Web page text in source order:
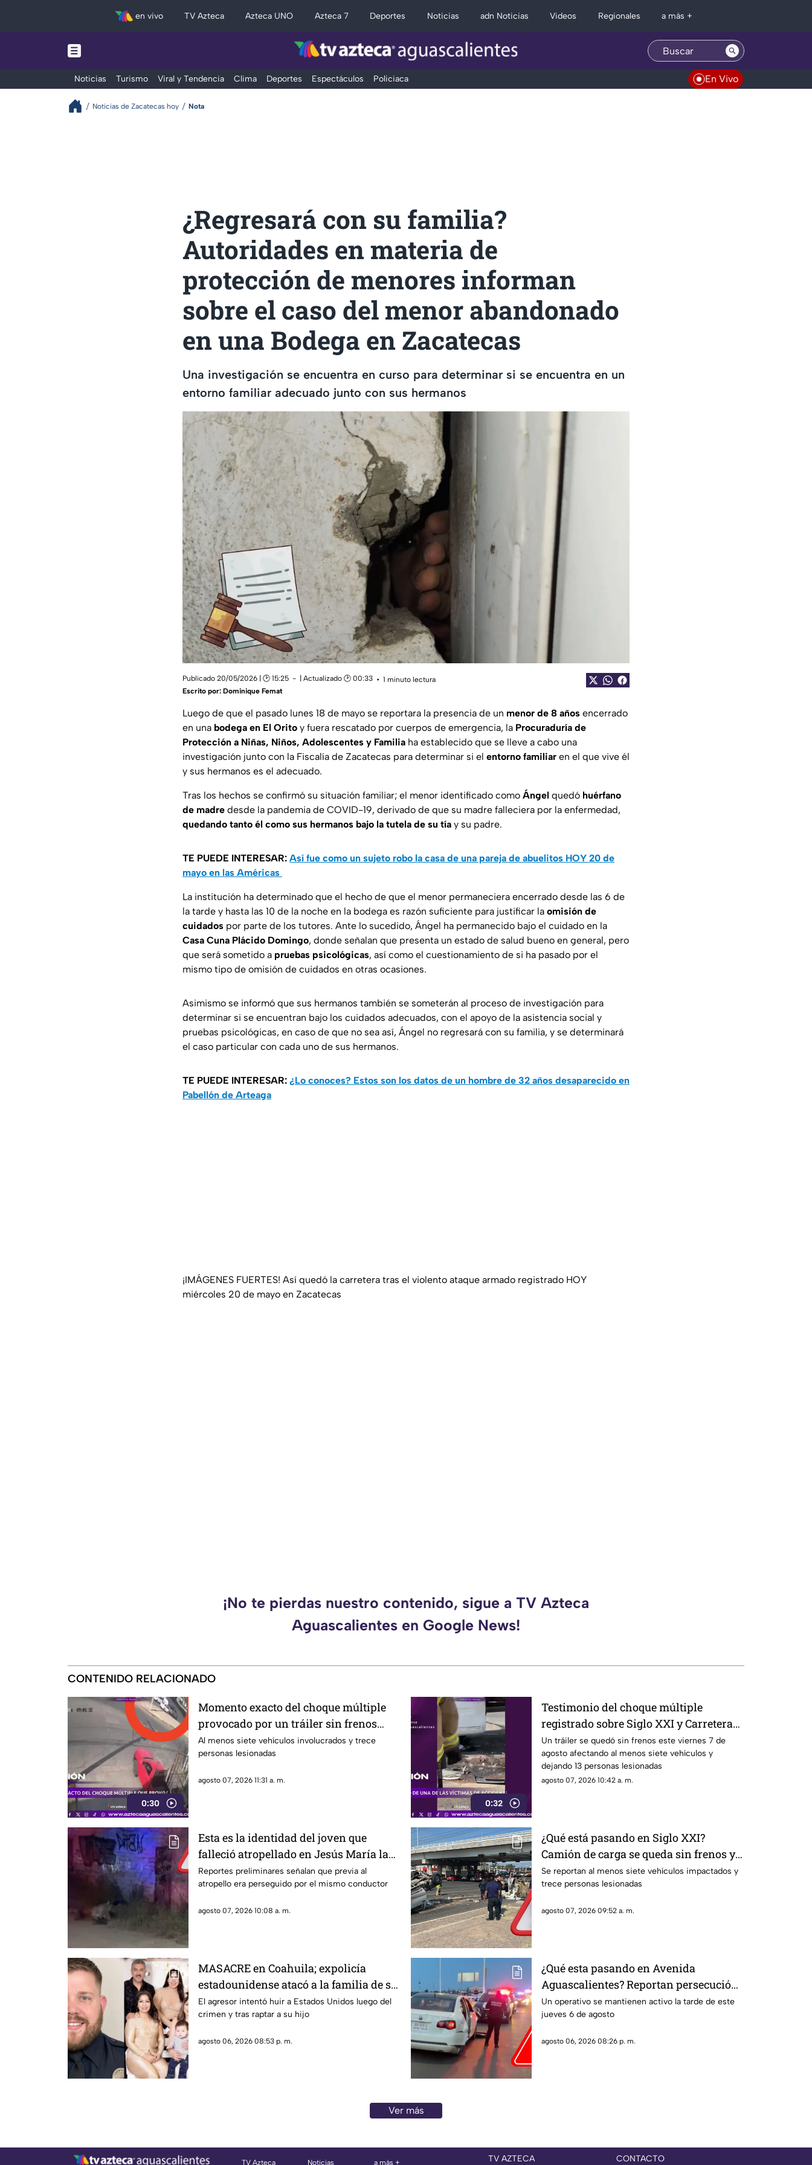
en vivo TV Azteca Azteca UNO Azteca 7 Deportes Noticias adn Noticias Videos Regionales a más +
Noticias Turismo Viral y Tendencia Clima Deportes Espectáculos Policiaca En Vivo
Noticias de Zacatecas hoy Nota
¿Regresará con su familia?
Autoridades en materia de
protección de menores informan
sobre el caso del menor abandonado
en una Bodega en Zacatecas
Una investigación se encuentra en curso para determinar si se encuentra en un
entorno familiar adecuado junto con sus hermanos
Publicado 20/05/2026 | 🕑 15:25 | Actualizado 🕑 00:33
1 minuto lectura
Escrito por: Dominique Femat
Luego de que el pasado lunes 18 de mayo se reportara la presencia de un menor de 8 años encerrado
en una bodega en El Orito y fuera rescatado por cuerpos de emergencia, la Procuraduría de
Protección a Niñas, Niños, Adolescentes y Familia ha establecido que se lleve a cabo una
investigación junto con la Fiscalía de Zacatecas para determinar si el entorno familiar en el que vive él
y sus hermanos es el adecuado.
Tras los hechos se confirmó su situación familiar; el menor identificado como Ángel quedó huérfano
de madre desde la pandemia de COVID-19, derivado de que su madre falleciera por la enfermedad,
quedando tanto él como sus hermanos bajo la tutela de su tía y su padre.
TE PUEDE INTERESAR: Así fue como un sujeto robo la casa de una pareja de abuelitos HOY 20 de
mayo en las Américas
La institución ha determinado que el hecho de que el menor permaneciera encerrado desde las 6 de
la tarde y hasta las 10 de la noche en la bodega es razón suficiente para justificar la omisión de
cuidados por parte de los tutores. Ante lo sucedido, Ángel ha permanecido bajo el cuidado en la
Casa Cuna Plácido Domingo, donde señalan que presenta un estado de salud bueno en general, pero
que será sometido a pruebas psicológicas, así como el cuestionamiento de si ha pasado por el
mismo tipo de omisión de cuidados en otras ocasiones.
Asimismo se informó que sus hermanos también se someterán al proceso de investigación para
determinar si se encuentran bajo los cuidados adecuados, con el apoyo de la asistencia social y
pruebas psicológicas, en caso de que no sea así, Ángel no regresará con su familia, y se determinará
el caso particular con cada uno de sus hermanos.
TE PUEDE INTERESAR: ¿Lo conoces? Estos son los datos de un hombre de 32 años desaparecido en
Pabellón de Arteaga
¡IMÁGENES FUERTES! Así quedó la carretera tras el violento ataque armado registrado HOY
miércoles 20 de mayo en Zacatecas
¡No te pierdas nuestro contenido, sigue a TV Azteca
Aguascalientes en Google News!
CONTENIDO RELACIONADO
0:30
Momento exacto del choque múltiple
provocado por un tráiler sin frenos
HOY 7 de agosto en Aguascalientes
Al menos siete vehículos involucrados y trece
personas lesionadas
agosto 07, 2026 11:31 a. m.
0:32
Testimonio del choque múltiple
registrado sobre Siglo XXI y Carretera
federal 70 Poniente HOY 7 de agosto
Un tráiler se quedó sin frenos este viernes 7 de
agosto afectando al menos siete vehículos y
dejando 13 personas lesionadas
agosto 07, 2026 10:42 a. m.
Esta es la identidad del joven que
falleció atropellado en Jesús María la
noche del 6 de agosto
Reportes preliminares señalan que previa al
atropello era perseguido por el mismo conductor
agosto 07, 2026 10:08 a. m.
¿Qué está pasando en Siglo XXI?
Camión de carga se queda sin frenos y
provoca choque múltiple; NO hay paso
Se reportan al menos siete vehículos impactados y
trece personas lesionadas
agosto 07, 2026 09:52 a. m.
MASACRE en Coahuila; expolicía
estadounidense atacó a la familia de su
expareja mexicana luego de que le
prohibieran acercarse a su hijo por
El agresor intentó huir a Estados Unidos luego del
crimen y tras raptar a su hijo
agosto 06, 2026 08:53 p. m.
¿Qué esta pasando en Avenida
Aguascalientes? Reportan persecución
y accidente vehicular
Un operativo se mantienen activo la tarde de este
jueves 6 de agosto
agosto 06, 2026 08:26 p. m.
Ver más
TV Azteca Noticias a más + TV AZTECA CONTACTO